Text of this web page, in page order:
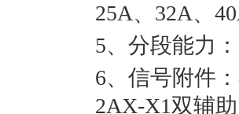
25A、32A、
5、分段能力
6、信号附件
2AX-X1双辅